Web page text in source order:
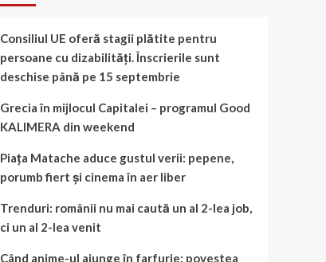
Consiliul UE oferă stagii plătite pentru
persoane cu dizabilități. Înscrierile sunt
deschise până pe 15 septembrie
Grecia în mijlocul Capitalei – programul Good
KALIMERA din weekend
Piața Matache aduce gustul verii: pepene,
porumb fiert și cinema în aer liber
Trenduri: românii nu mai caută un al 2-lea job,
ci un al 2-lea venit
Când anime-ul ajunge în farfurie: povestea